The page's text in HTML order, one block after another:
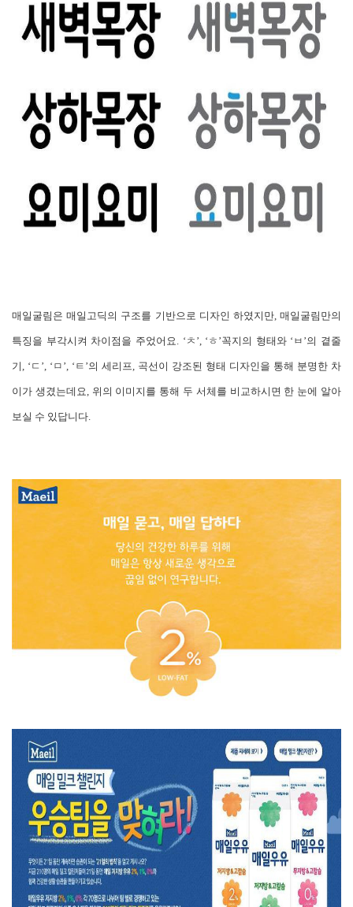
매일굴림은 매일고딕의 구조를 기반으로 디자인 하였지만, 매일굴림만의
특징을 부각시켜 차이점을 주었어요. ‘ㅊ’, ‘ㅎ’꼭지의 형태와 ‘ㅂ’의 곁줄
기, ‘ㄷ’, ‘ㅁ’, ‘ㅌ’의 세리프, 곡선이 강조된 형태 디자인을 통해 분명한 차
이가 생겼는데요, 위의 이미지를 통해 두 서체를 비교하시면 한 눈에 알아
보실 수 있답니다.